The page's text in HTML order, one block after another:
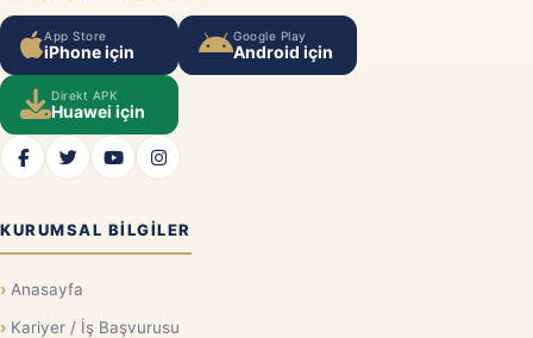
App Store
iPhone için
Google Play
Android için
Direkt APK
Huawei için
KURUMSAL BILGILER
Anasayfa
Kariyer / İş Başvurusu